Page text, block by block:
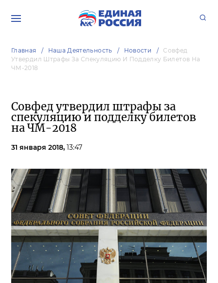
Главная Наша Деятельность Новости
Совфед
Утвердил Штрафы За Спекуляцию И Подделку Билетов На
ЧМ-2018
Совфед утвердил штрафы за
спекуляцию и подделку билетов
на ЧМ-2018
31 января 2018, 13:47